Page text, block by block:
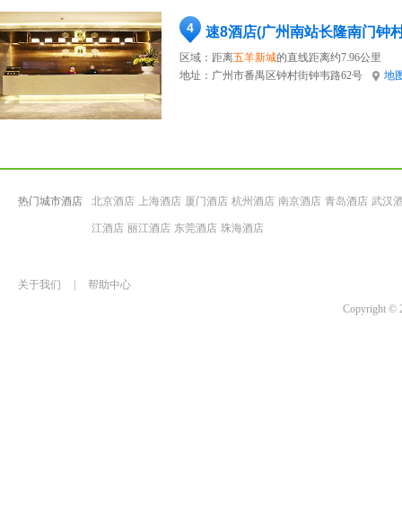
4 速8酒店(广州南站长隆南门钟
区域：距离五羊新城的直线距离约7.96公里
地址： 广州市番禺区钟村街钟韦路62号 地
热门城市酒店 北京酒店 上海酒店 厦门酒店 杭州酒店 南京酒店 青岛酒店 武汉
江酒店 丽江酒店 东莞酒店 珠海酒店
关于我们
帮助中心
Copyright ©